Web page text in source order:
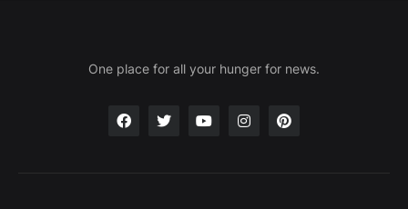
One place for all your hunger for news.